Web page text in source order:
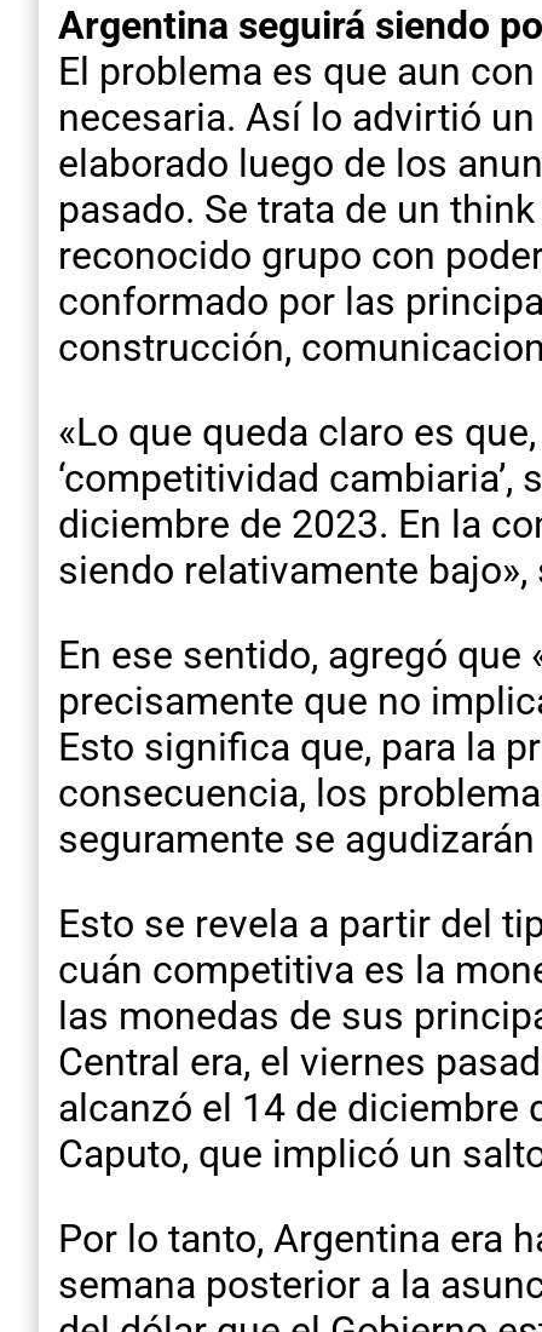
Argentina seguirá siendo
El problema es que aun
necesaria. Así lo advirtió
elaborado luego de los
pasado. Se trata de un
reconocido grupo con
conformado por las
construcción,
«Lo que queda claro es
‘competitividad
diciembre de 2023. En la
siendo relativamente
En ese sentido, agregó
precisamente que no
Esto significa que, para la
consecuencia, los
seguramente se
Esto se revela a partir del
cuán competitiva es la
las monedas de sus
Central era, el viernes
alcanzó el 14 de diciembre
Caputo, que implicó un
Por lo tanto, Argentina era
semana posterior a la